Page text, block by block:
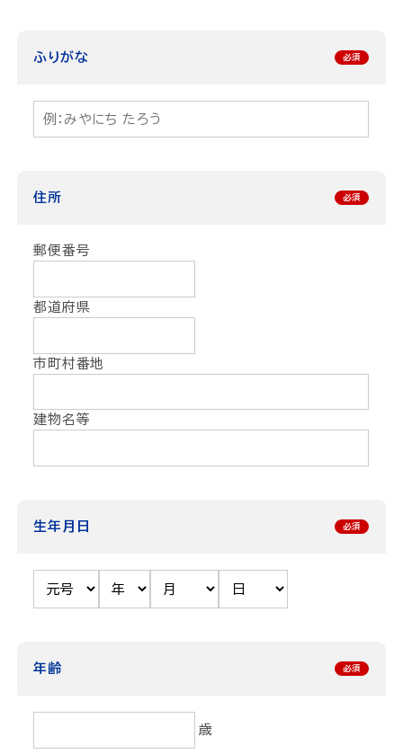
ふりがな
住所
郵便番号
都道府県
市町村番地
建物名等
生年月日
年齢
歳